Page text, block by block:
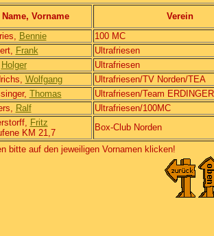
Name, Vorname
Verein
Bennie
100 MC
Frank
Ultrafriesen
Holger
Ultrafriesen
Wolfgang
Ultrafriesen/TV Norden/TEA
Thomas
Ultrafriesen/Team
Ralf
Ultrafriesen/100MC
Fritz
KM 21,7
Box-Club Norden
bitte auf den jeweiligen Vornamen klicken!